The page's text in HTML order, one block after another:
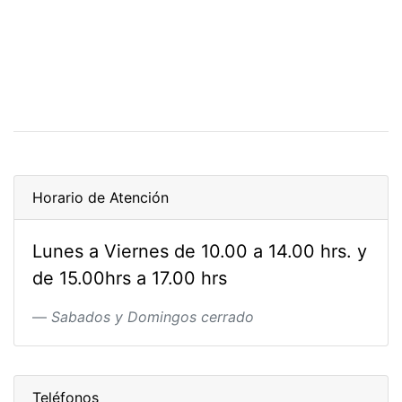
Horario de Atención
Lunes a Viernes de 10.00 a 14.00 hrs. y
de 15.00hrs a 17.00 hrs
Sabados y Domingos cerrado
Teléfonos